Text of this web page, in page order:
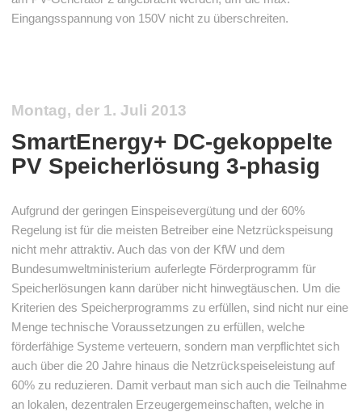
Eingangsspannung von 150V nicht zu überschreiten.
Montag, der 1. Juli 2013
SmartEnergy+ DC-gekoppelte
PV Speicherlösung 3-phasig
Aufgrund der geringen Einspeisevergütung und der 60%
Regelung ist für die meisten Betreiber eine Netzrückspeisung
nicht mehr attraktiv. Auch das von der KfW und dem
Bundesumweltministerium auferlegte Förderprogramm für
Speicherlösungen kann darüber nicht hinwegtäuschen. Um die
Kriterien des Speicherprogramms zu erfüllen, sind nicht nur eine
Menge technische Voraussetzungen zu erfüllen, welche
förderfähige Systeme verteuern, sondern man verpflichtet sich
auch über die 20 Jahre hinaus die Netzrückspeiseleistung auf
60% zu reduzieren. Damit verbaut man sich auch die Teilnahme
an lokalen, dezentralen Erzeugergemeinschaften, welche in